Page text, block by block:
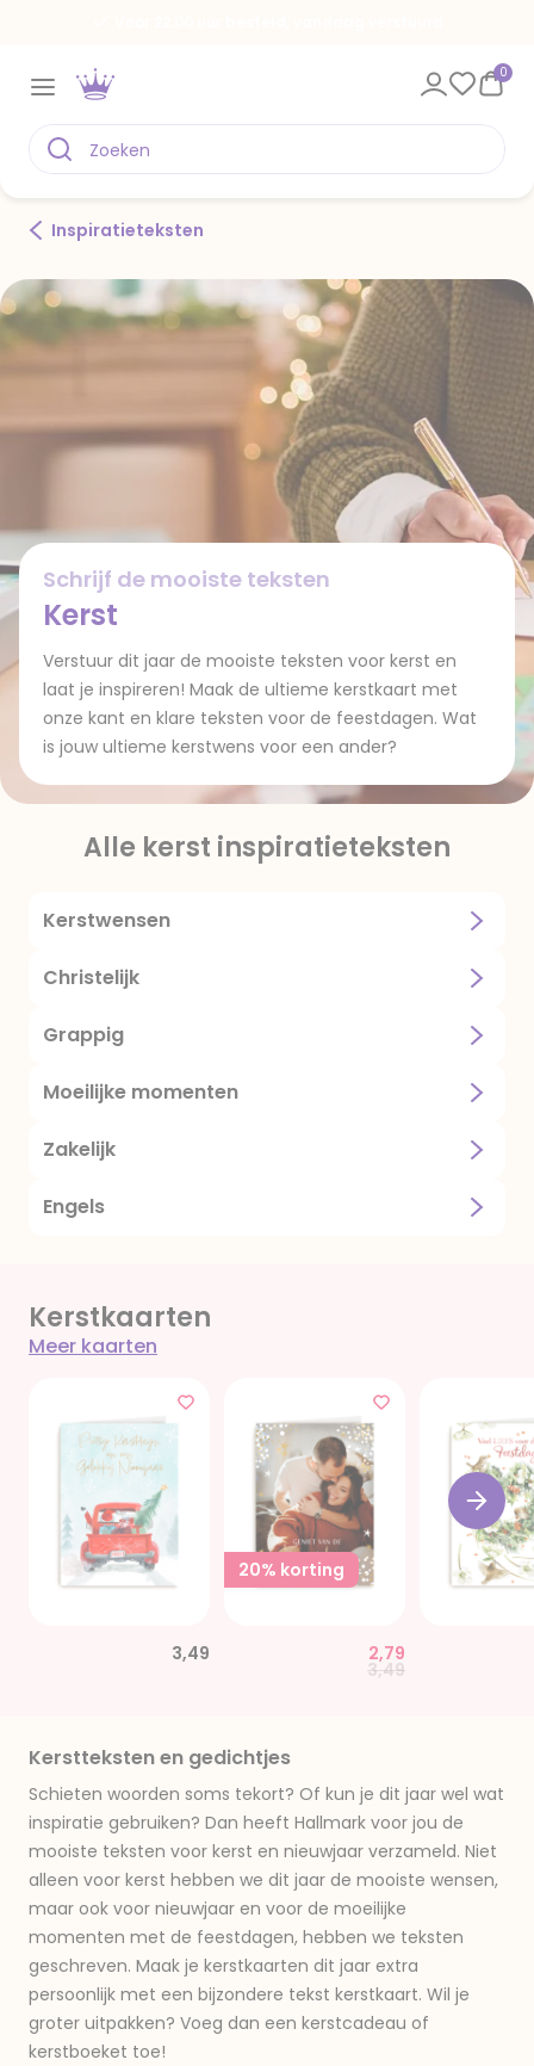
0
Inspiratieteksten
Schrijf de mooiste teksten
Kerst
Verstuur dit jaar de mooiste teksten voor kerst en
laat je inspireren! Maak de ultieme kerstkaart met
onze kant en klare teksten voor de feestdagen. Wat
is jouw ultieme kerstwens voor een ander?
Alle kerst inspiratieteksten
Kerstwensen
Christelijk
Grappig
Moeilijke momenten
Zakelijk
Engels
Kerstkaarten
Meer kaarten
3,49
20% korting
Price reduced from
3,49to
2,79
Kerstteksten en gedichtjes
Schieten woorden soms tekort? Of kun je dit jaar wel wat
inspiratie gebruiken? Dan heeft Hallmark voor jou de
mooiste teksten voor kerst en nieuwjaar verzameld. Niet
alleen voor kerst hebben we dit jaar de mooiste wensen,
maar ook voor nieuwjaar en voor de moeilijke
momenten met de feestdagen, hebben we teksten
geschreven. Maak je kerstkaarten dit jaar extra
persoonlijk met een bijzondere tekst kerstkaart. Wil je
groter uitpakken? Voeg dan een kerstcadeau of
kerstboeket toe!